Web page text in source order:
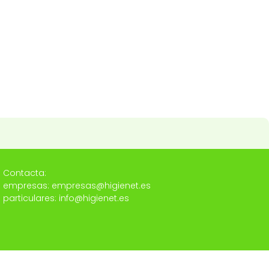
Contacta:
empresas: empresas@higienet.es
particulares: info@higienet.es